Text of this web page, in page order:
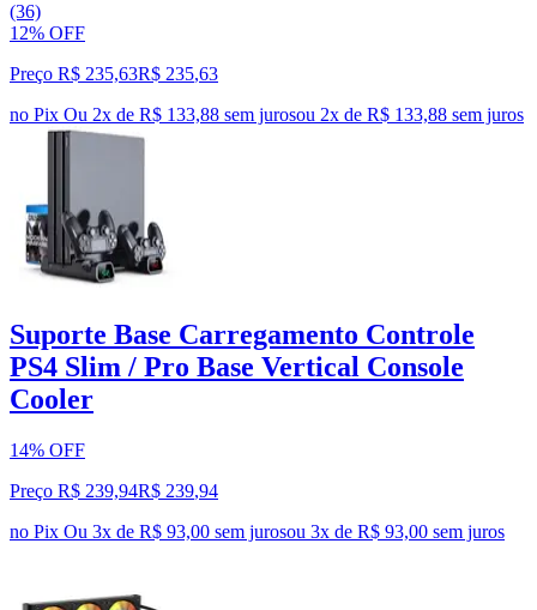
(36)
12% OFF
Preço R$ 235,63R$ 235,63
no Pix Ou 2x de R$ 133,88 sem jurosou 2x de R$ 133,88 sem juros
Suporte Base Carregamento Controle
PS4 Slim / Pro Base Vertical Console
Cooler
14% OFF
Preço R$ 239,94R$ 239,94
no Pix Ou 3x de R$ 93,00 sem jurosou 3x de R$ 93,00 sem juros